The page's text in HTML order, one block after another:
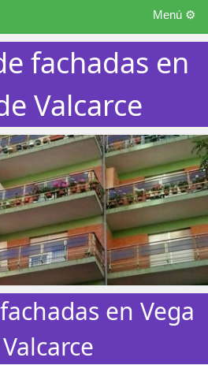
Menú ⚙️
fachadas en
Valcarce
en Vega